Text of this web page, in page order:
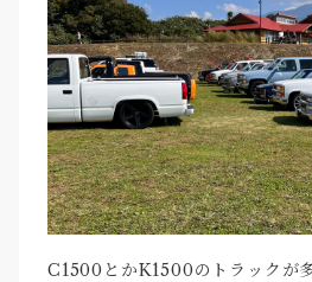
C1500とかK1500のトラックが